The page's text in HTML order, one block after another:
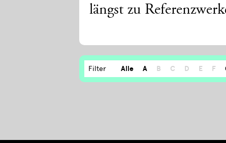
längst zu
Filter Alle A B C D E F